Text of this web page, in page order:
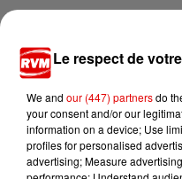
TITRES DIFFUSÉS
4h32
4h32 4h28
4h28
Le respect de
We and our (447) partnersdo
your consent and/or our
information on a device; Use
profiles for personalised
advertising; Measure